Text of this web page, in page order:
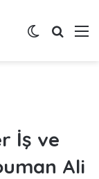
Dış
İş ve
Ali